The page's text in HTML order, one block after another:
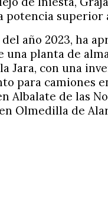
potencia superior
año 2023, ha
planta de
Jara, con una
para camiones
Albalate de las
Olmedilla de